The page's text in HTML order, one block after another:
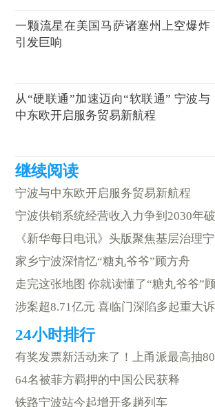
一颗流星在美国马萨诸塞州上空爆炸
引发巨响
从“硬联通”加速迈向“软联通” 宁波与
中东欧开启服务贸易新航程
宁波与中东欧开启服务贸易新航程
宁波供销系统经营收入力争到2030年
《新华每日电讯》头版聚焦基层治理
家乡宁波深情忆“糖丸爷爷”顾方舟
走完这张地图 你就读懂了“糖丸爷爷”
涉案超8.71亿元 喜临门深陷多起重大
有奖发票新活动来了！上甬派最高抽
64名被菲方羁押的中国公民获释
铁路宁波站今起增开多趟列车